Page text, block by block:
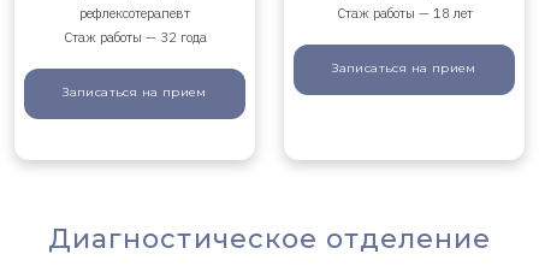
рефлексотерапевт
Стаж работы — 32 года
Записаться на прием
Стаж работы — 18 лет
Записаться на прием
Диагностическое отделение